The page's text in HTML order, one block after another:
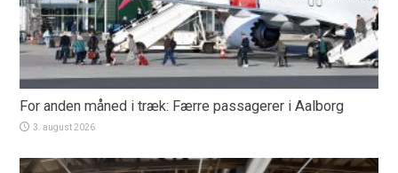
For anden måned i træk: Færre passagerer i Aalborg
3. august 2026